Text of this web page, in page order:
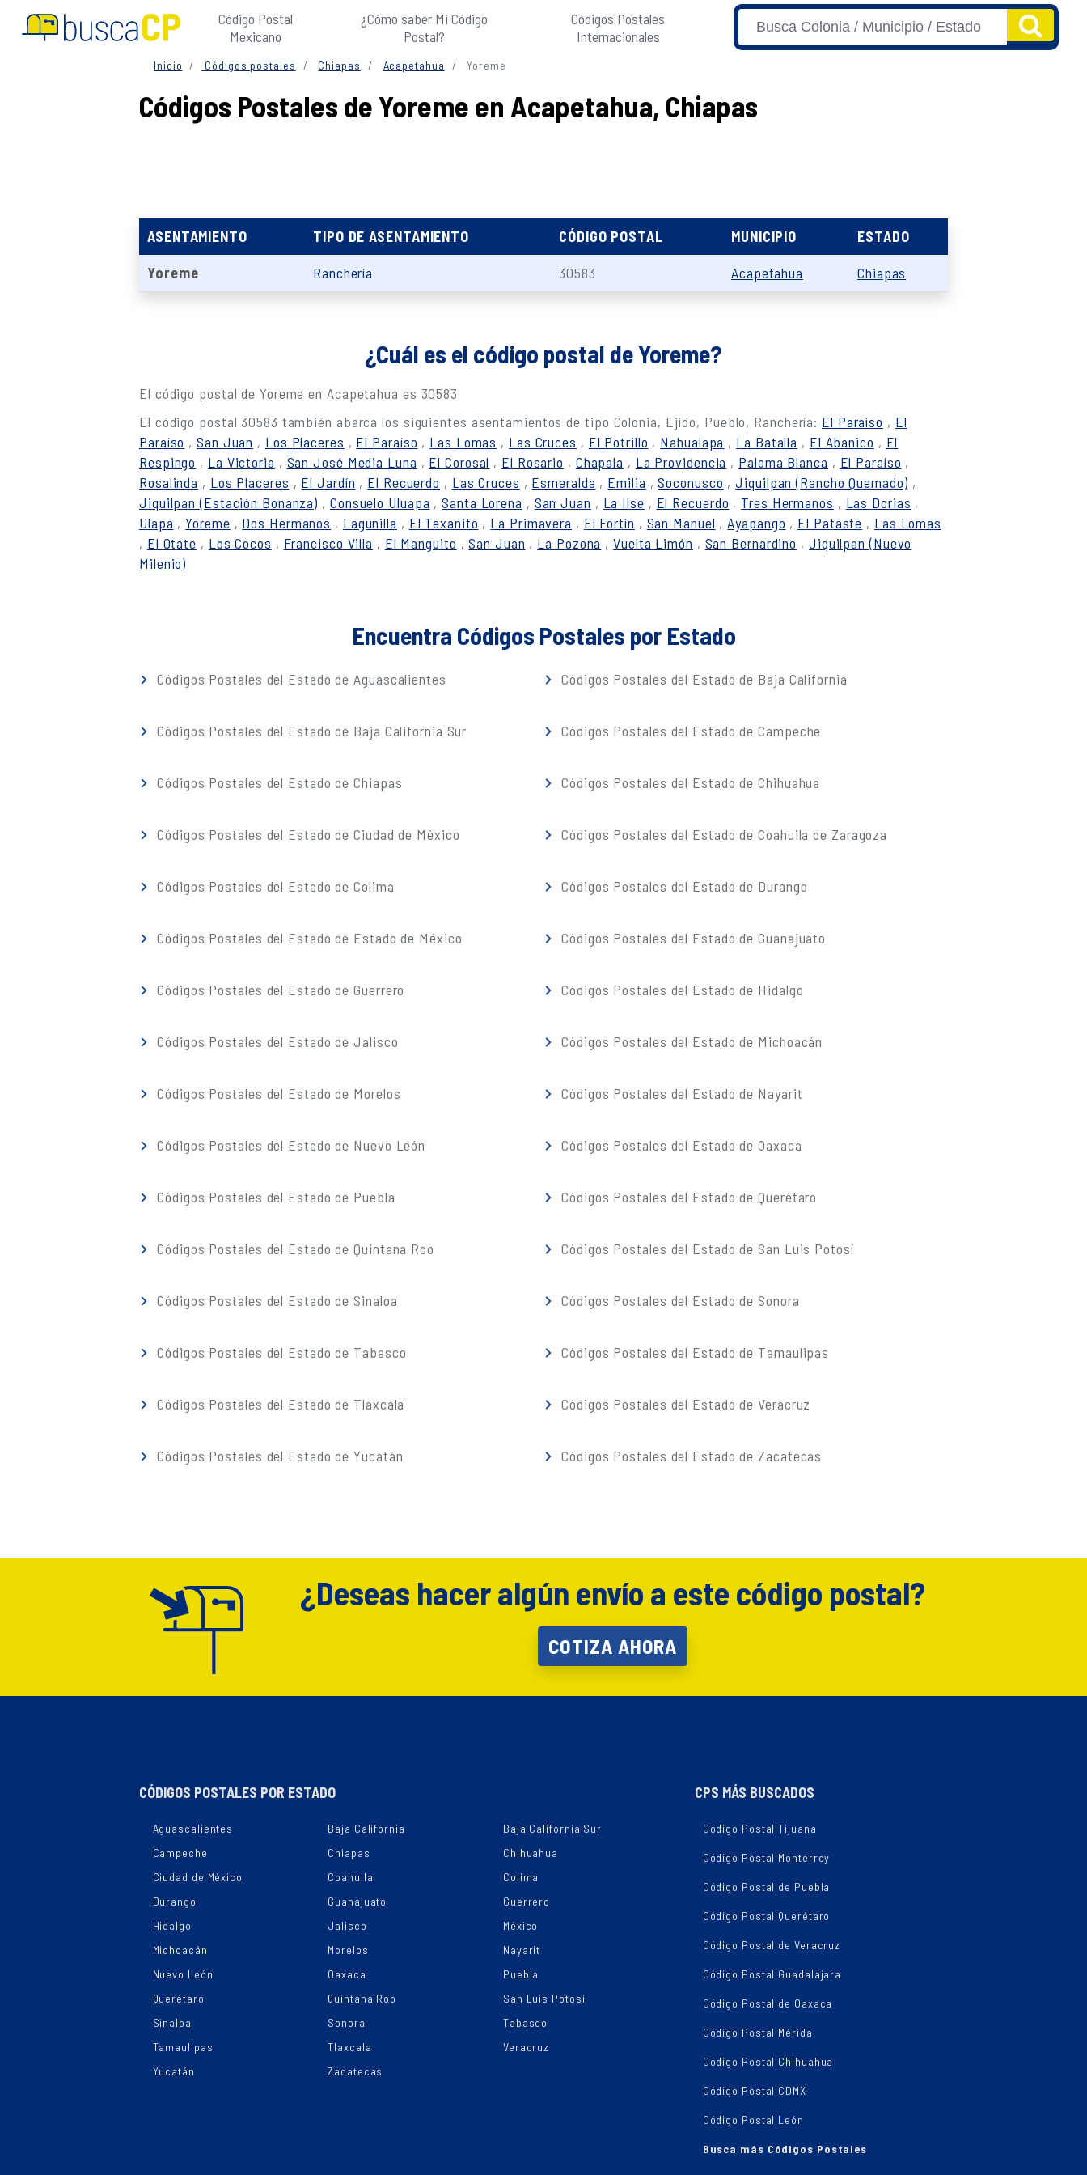
Código Postal
Mexicano
¿Cómo saber Mi Código
Postal?
Códigos Postales
Internacionales
Inicio Códigos postales Chiapas Acapetahua Yoreme
Códigos Postales de Yoreme en Acapetahua, Chiapas
ASENTAMIENTO TIPO DE ASENTAMIENTO CÓDIGO POSTAL MUNICIPIO ESTADO
Yoreme Ranchería 30583 Acapetahua Chiapas
¿Cuál es el código postal de Yoreme?
El código postal de Yoreme en Acapetahua es 30583
El código postal 30583 también abarca los siguientes asentamientos de tipo Colonia, Ejido, Pueblo, Ranchería: El Paraíso , El
Paraíso ,San Juan , Los Placeres , El Paraíso , Las Lomas , Las Cruces , El Potrillo , Nahualapa , La Batalla , El Abanico , El
Respingo , La Victoria , San José Media Luna , El Corosal , El Rosario , Chapala , La Providencia , Paloma Blanca , El Paraíso ,
Rosalinda , Los Placeres , El Jardín , El Recuerdo , Las Cruces , Esmeralda , Emilia ,Soconusco ,Jiquilpan (Rancho Quemado) ,
Jiquilpan (Estación Bonanza) , Consuelo Uluapa ,Santa Lorena , San Juan , La Ilse , El Recuerdo , Tres Hermanos , Las Dorias ,
Ulapa ,Yoreme , Dos Hermanos , Lagunilla , El Texanito , La Primavera , El Fortín , San Manuel ,Ayapango , El Pataste , Las Lomas
, El Otate , Los Cocos , Francisco Villa , El Manguito ,San Juan , La Pozona ,Vuelta Limón , San Bernardino , Jiquilpan (Nuevo
Milenio)
Encuentra Códigos Postales por Estado
Códigos Postales del Estado de Aguascalientes Códigos Postales del Estado de Baja California
Códigos Postales del Estado de Baja California Sur Códigos Postales del Estado de Campeche
Códigos Postales del Estado de Chiapas Códigos Postales del Estado de Chihuahua
Códigos Postales del Estado de Ciudad de México Códigos Postales del Estado de Coahuila de Zaragoza
Códigos Postales del Estado de Colima Códigos Postales del Estado de Durango
Códigos Postales del Estado de Estado de México Códigos Postales del Estado de Guanajuato
Códigos Postales del Estado de Guerrero Códigos Postales del Estado de Hidalgo
Códigos Postales del Estado de Jalisco Códigos Postales del Estado de Michoacán
Códigos Postales del Estado de Morelos Códigos Postales del Estado de Nayarit
Códigos Postales del Estado de Nuevo León Códigos Postales del Estado de Oaxaca
Códigos Postales del Estado de Puebla Códigos Postales del Estado de Querétaro
Códigos Postales del Estado de Quintana Roo Códigos Postales del Estado de San Luis Potosí
Códigos Postales del Estado de Sinaloa Códigos Postales del Estado de Sonora
Códigos Postales del Estado de Tabasco Códigos Postales del Estado de Tamaulipas
Códigos Postales del Estado de Tlaxcala Códigos Postales del Estado de Veracruz
Códigos Postales del Estado de Yucatán Códigos Postales del Estado de Zacatecas
¿Deseas hacer algún envío a este código postal?
COTIZA AHORA
CÓDIGOS POSTALES POR ESTADO
Aguascalientes Baja California
Baja California Sur
Campeche
Chiapas
Chihuahua
Ciudad de México
Coahuila
Colima
Durango
Guanajuato
Guerrero
Hidalgo
Jalisco
México
Michoacán
Morelos
Nayarit
Nuevo León
Oaxaca
Puebla
Querétaro
Quintana Roo
San Luis Potosí
Sinaloa
Sonora
Tabasco
Tamaulipas
Tlaxcala
Veracruz
Yucatán
Zacatecas
CPS MÁS BUSCADOS
Código Postal Tijuana
Código Postal Monterrey
Código Postal de Puebla
Código Postal Querétaro
Código Postal de Veracruz
Código Postal Guadalajara
Código Postal de Oaxaca
Código Postal Mérida
Código Postal Chihuahua
Código Postal CDMX
Código Postal León
Busca más Códigos Postales